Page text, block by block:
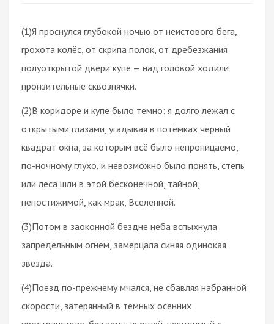
(1)Я проснулся глубокой ночью от неистового бега,
грохота колёс, от скрипа полок, от дребезжания
полуоткрытой двери купе — над головой ходили
пронзительные сквознячки.
(2)В коридоре и купе было темно: я долго лежал с
открытыми глазами, угадывая в потёмках чёрный
квадрат окна, за которым всё было непроницаемо,
по-ночному глухо, и невозможно было понять, степь
или леса шли в этой бесконечной, тайной,
непостижимой, как мрак, Вселенной.
(3)Потом в заоконной бездне неба вспыхнула
запредельным огнём, замерцала синяя одинокая
звезда.
(4)Поезд по-прежнему мчался, не сбавляя набранной
скорости, затерянный в тёмных осенних